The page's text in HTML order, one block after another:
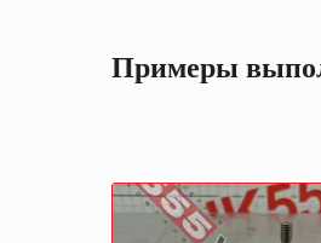
Примеры